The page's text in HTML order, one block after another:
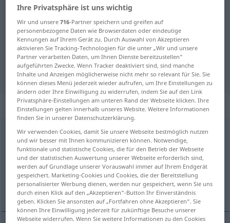
Deutsch-Dänisch Wörterbuch
Deutsch-Dänisch Übersetzung für
"verkehrt"
"verkehrt" Dänisch Übersetzung
„verkehrt“
verkehrt
Übersicht aller Übersetzungen
(Für mehr Details die Übersetzung anklicken/antippen)
omvendt, bagvendt, forkert, gal, forfejlet
Ihre Privatsphäre ist uns wichtig
Wir und unsere716-Partner speichern und greifen auf
personenbezogene Daten wie Browserdaten oder eindeutige
Kennungen auf Ihrem Gerät zu. Durch Auswahl von Akzeptieren
aktivieren Sie Tracking-Technologien für die unter „Wir und unsere
Partner verarbeiten Daten, um Ihnen Dienste bereitzustellen“
aufgeführten Zwecke. Wenn Tracker deaktiviert sind, sind manche
Inhalte und Anzeigen möglicherweise nicht mehr so relevant für Sie. Sie
können dieses Menü jederzeit wieder aufrufen, um Ihre Einstellungen zu
ändern oder Ihre Einwilligung zu widerrufen, indem Sie auf den Link
Privatsphäre-Einstellungen am unteren Rand der Webseite klicken. Ihre
Einstellungen gelten innerhalb unseres Website. Weitere Informationen
finden Sie in unserer Datenschutzerklärung.
Wir verwenden Cookies, damit Sie unsere Webseite bestmöglich nutzen
und wir besser mit Ihnen kommunizieren können. Notwendige,
funktionale und statistische Cookies, die für den Betrieb der Webseite
und der statistischen Auswertung unserer Webseite erforderlich sind,
werden auf Grundlage unserer Vorauswahl immer auf Ihrem Endgerät
gespeichert. Marketing-Cookies und Cookies, die der Bereitstellung
personalisierter Werbung dienen, werden nur gespeichert, wenn Sie uns
durch einen Klick auf den „Akzeptieren“-Button Ihr Einverständnis
geben. Klicken Sie ansonsten auf „Fortfahren ohne Akzeptieren“. Sie
können Ihre Einwilligung jederzeit für zukünftige Besuche unserer
Webseite widerrufen. Wenn Sie weitere Informationen zu den Cookies